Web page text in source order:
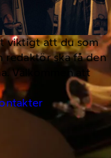
viktigt att du som
redaktör ska få den
Välkommen att